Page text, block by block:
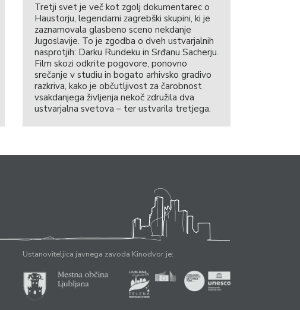
Tretji svet je več kot zgolj dokumentarec o
Haustorju, legendarni zagrebški skupini, ki je
zaznamovala glasbeno sceno nekdanje
Jugoslavije. To je zgodba o dveh ustvarjalnih
nasprotjih: Darku Rundeku in Srđanu Sacherju.
Film skozi odkrite pogovore, ponovno
srečanje v studiu in bogato arhivsko gradivo
razkriva, kako je občutljivost za čarobnost
vsakdanjega življenja nekoč združila dva
ustvarjalna svetova – ter ustvarila tretjega.
Ustanoviteljica javnega zavoda Kinodvor je: